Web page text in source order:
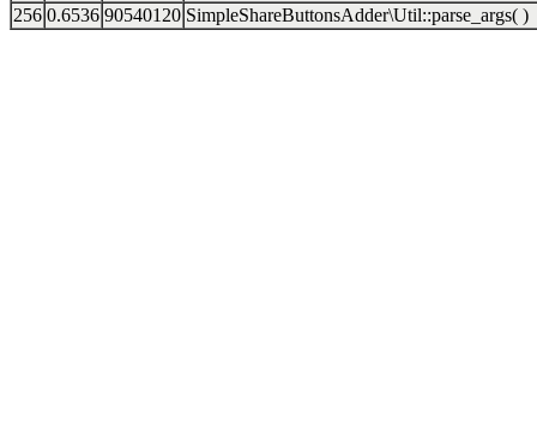
256 0.6536 90540120 SimpleShareButtonsAdder\Util::parse_args( )